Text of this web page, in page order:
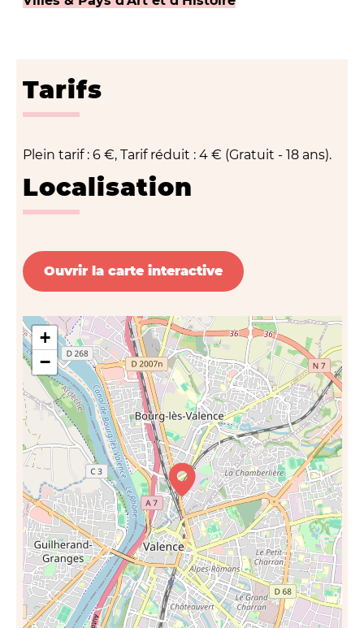
Tarifs
Plein tarif : 6 €, Tarif réduit : 4 € (Gratuit - 18 ans).
Localisation
Ouvrir la carte interactive
+
−